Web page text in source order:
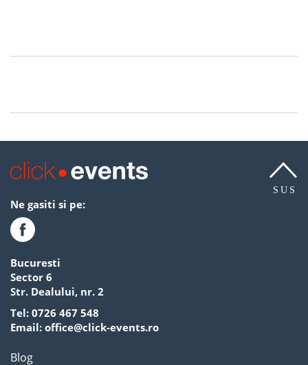
SUS
Ne gasiti si pe:
Bucuresti
Sector 6
Str. Dealului, nr. 2
Tel: 0726 467 548
Email: office@click-events.ro
Blog